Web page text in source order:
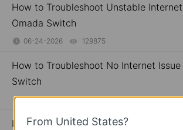
How to Troubleshoot Unstable
Omada Switch
06-24-2026 129875
How to Troubleshoot No Internet Issue
Switch
06-24-2026 184176views
PoE機器がうまく動作をしないときは
From United States?